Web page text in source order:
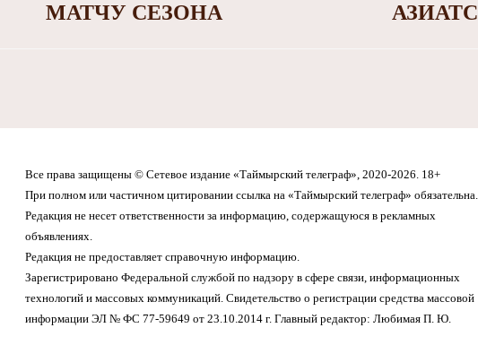
МАТЧУ СЕЗОНА
Все права защищены © Сетевое издание «Таймырский телеграф», 2020-2026. 18+
При полном или частичном цитировании ссылка на «Таймырский телеграф» обязательна.
Редакция не несет ответственности за информацию, содержащуюся в рекламных
объявлениях.
Редакция не предоставляет справочную информацию.
Зарегистрировано Федеральной службой по надзору в сфере связи, информационных
технологий и массовых коммуникаций. Свидетельство о регистрации средства массовой
информации ЭЛ № ФС 77-59649 от 23.10.2014 г. Главный редактор: Любимая П. Ю.